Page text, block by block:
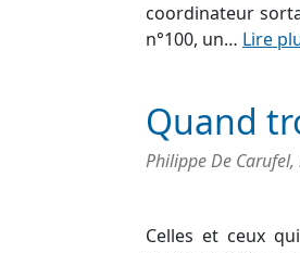
coordinateur
n°100, un… Lire
Quand
Philippe De
Celles et ceux